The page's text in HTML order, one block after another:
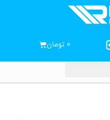
۰ تومان